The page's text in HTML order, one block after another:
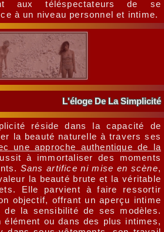
aux téléspectateurs de se
à un niveau personnel et intime.
L'éloge De La Simplicité
réside dans la capacité de
la beauté naturelle à travers ses
une approche authentique de la
à immortaliser des moments
Sans artifice ni mise en scène,
la beauté brute et la véritable
Elle parvient à faire ressortir
objectif, offrant un aperçu intime
de la sensibilité de ses modèles.
ou dans des plus intimes,